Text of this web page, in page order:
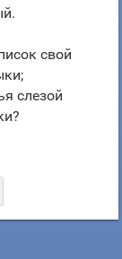
свой
слезой